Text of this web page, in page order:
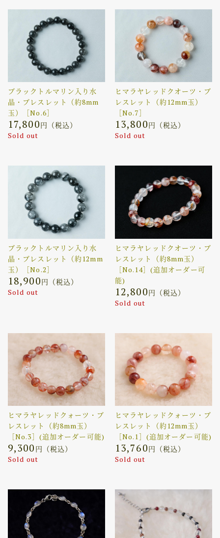
ブラックトルマリン入り水
晶・ブレスレット（約8mm
玉）［No.6］
17,800円（税込）
Sold out
ヒマラヤレッドクオーツ・ブ
レスレット（約12mm玉）
［No.7］
13,800円（税込）
Sold out
ブラックトルマリン入り水
晶・ブレスレット（約12mm
玉）［No.2］
18,900円（税込）
Sold out
ヒマラヤレッドクオーツ・ブ
レスレット（約8mm玉）
［No.14］(追加オーダー可
能)
12,800円（税込）
Sold out
ヒマラヤレッドクォーツ・ブ
レスレット（約8mm玉）
［No.3］(追加オーダー可能)
9,300 円（税込）
Sold out
ヒマラヤレッドクォーツ・ブ
レスレット（約12mm玉）
［No.1］(追加オーダー可能)
13,760円（税込）
Sold out